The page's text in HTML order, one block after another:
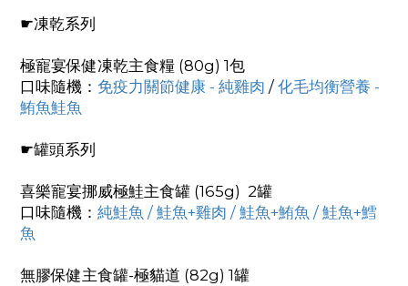
☛凍乾系列
極寵宴保健凍乾主食糧 (80g) 1包
口味隨機： 免疫力關節健康 - 純雞肉 / 化毛均衡營養 -
鮪魚鮭魚
☛罐頭系列
喜樂寵宴挪威極鮭主食罐 (165g) 2罐
口味隨機： 純鮭魚 / 鮭魚+雞肉 / 鮭魚+鮪魚 / 鮭魚+鱈
魚
無膠保健主食罐-極貓道 (82g) 1罐